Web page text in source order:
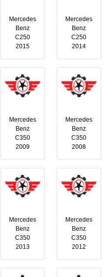
Mercedes
Benz
C250
2014
Mercedes
Benz
C250
2015
Mercedes
Benz
C350
2008
Mercedes
Benz
C350
2009
Mercedes
Benz
C350
2012
Mercedes
Benz
C350
2013